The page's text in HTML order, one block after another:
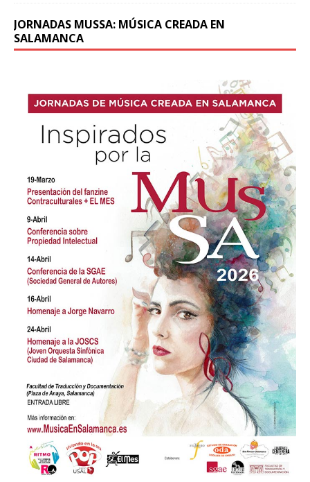
JORNADAS MUSSA: MÚSICA CREADA EN
SALAMANCA